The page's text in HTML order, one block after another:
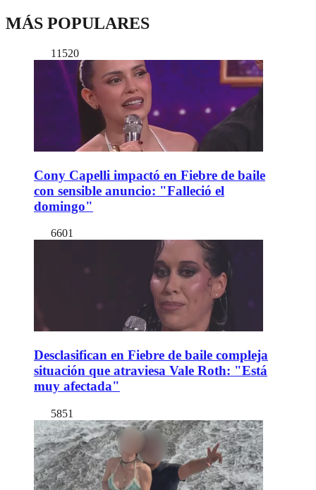
MÁS POPULARES
11520
Cony Capelli impactó en Fiebre de baile
con sensible anuncio: "Falleció el
domingo"
6601
Desclasifican en Fiebre de baile compleja
situación que atraviesa Vale Roth: "Está
muy afectada"
5851